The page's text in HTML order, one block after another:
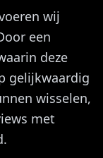
wij
een
deze
gelijkwaardig
wisselen,
met